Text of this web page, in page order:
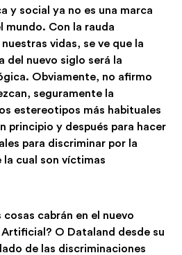
y social ya no es una marca
mundo. Con la rauda
vidas, se ve que la
del nuevo siglo será la
Obviamente, no afirmo
seguramente la
estereotipos más habituales
principio y después para hacer
para discriminar por la
cual son víctimas
cabrán en el nuevo
O Dataland desde su
de las discriminaciones